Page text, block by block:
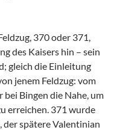
370 oder 371,
des Kaisers hin – sein
gleich die Einleitung
jenem Feldzug: vom
Bingen die Nahe, um
erreichen. 371 wurde
der spätere Valentinian